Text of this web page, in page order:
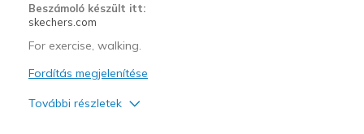
Beszámoló készült itt:
skechers.com
For exercise, walking.
Fordítás megjelenítése
További részletek